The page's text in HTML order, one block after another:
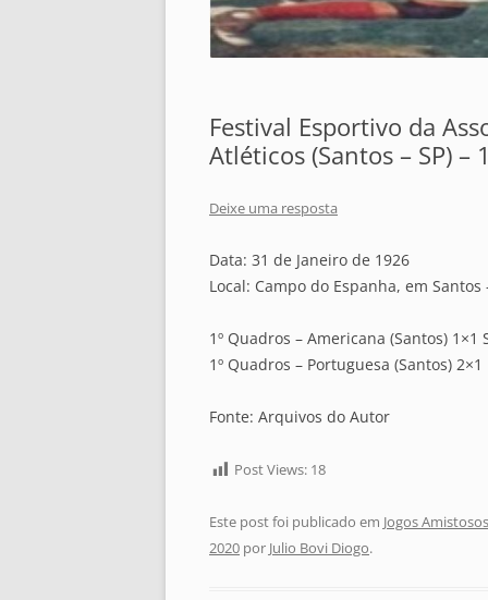
Festival Esportivo da
Atléticos (Santos – SP) –
Deixe uma resposta
Data: 31 de Janeiro de 1926
Local: Campo do Espanha, em Santos
1º Quadros – Americana (Santos) 1×1
1º Quadros – Portuguesa (Santos)
Fonte: Arquivos do Autor
Post Views: 18
Este post foi publicado em Jogos
2020 por Julio Bovi Diogo.